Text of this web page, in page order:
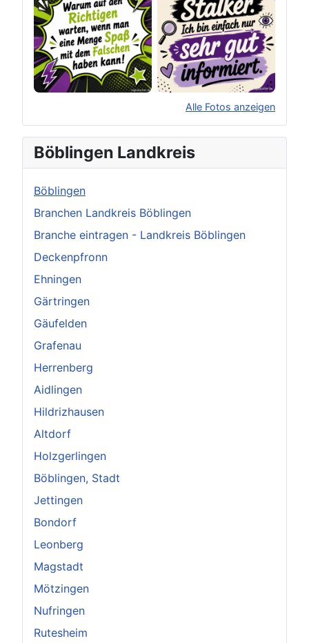
Alle Fotos anzeigen
Original herunterladen ×
Böblingen Landkreis
Böblingen
Branchen Landkreis Böblingen
Branche eintragen - Landkreis Böblingen
Deckenpfronn
Ehningen
Gärtringen
Gäufelden
Grafenau
Herrenberg
Aidlingen
Hildrizhausen
Altdorf
Holzgerlingen
Böblingen, Stadt
Jettingen
Bondorf
Leonberg
Magstadt
Mötzingen
Nufringen
Rutesheim